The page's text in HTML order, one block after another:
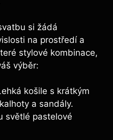
si žádá
‌na prostředí ‍a⁣
stylové kombinace,
výběr:
košile​ s‌ krátkým
a sandály.
světlé pastelové